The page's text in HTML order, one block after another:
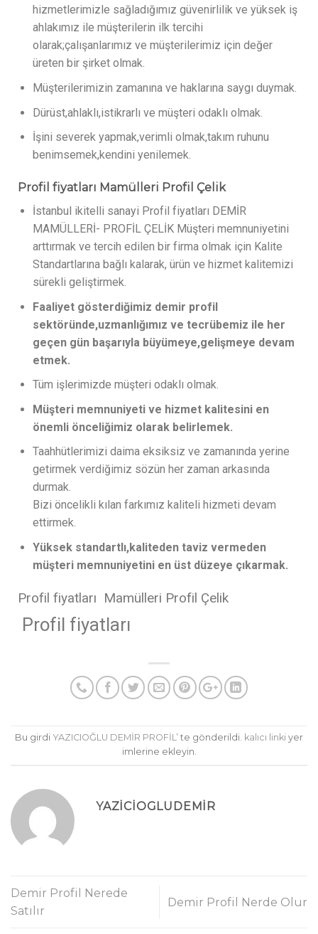
hizmetlerimizle sağladığımız güvenirlilik ve yüksek iş
ahlakımız ile müşterilerin ilk tercihi
olarak;çalışanlarımız ve müşterilerimiz için değer
üreten bir şirket olmak.
Müşterilerimizin zamanına ve haklarına saygı duymak.
Dürüst,ahlaklı,istikrarlı ve müşteri odaklı olmak.
İşini severek yapmak,verimli olmak,takım ruhunu
benimsemek,kendini yenilemek.
Profil fiyatları Mamülleri Profil Çelik
İstanbul ikitelli sanayi Profil fiyatları DEMİR
MAMÜLLERİ- PROFİL ÇELİK Müşteri memnuniyetini
arttırmak ve tercih edilen bir firma olmak için Kalite
Standartlarına bağlı kalarak, ürün ve hizmet kalitemizi
sürekli geliştirmek.
Faaliyet gösterdiğimiz demir profil
sektöründe,uzmanlığımız ve tecrübemiz ile her
geçen gün başarıyla büyümeye,gelişmeye devam
etmek.
Tüm işlerimizde müşteri odaklı olmak.
Müşteri memnuniyeti ve hizmet kalitesini en
önemli önceliğimiz olarak belirlemek.
Taahhütlerimizi daima eksiksiz ve zamanında yerine
getirmek verdiğimiz sözün her zaman arkasında
durmak.
Bizi öncelikli kılan farkımız kaliteli hizmeti devam
ettirmek.
Yüksek standartlı,kaliteden taviz vermeden
müşteri memnuniyetini en üst düzeye çıkarmak.
Profil fiyatları Mamülleri Profil Çelik
Profil fiyatları
Bu girdi YAZICIOĞLU DEMİR PROFİL’ te gönderildi. kalıcı linki yer
imlerine ekleyin.
YAZICIOGLUDEMIR
Demir Profil Nerede
Satılır
Demir Profil Nerde Olur